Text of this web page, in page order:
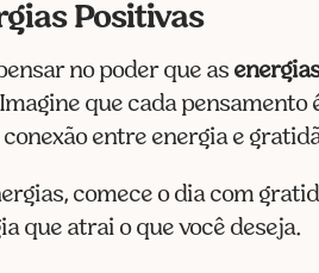
Positivas
no poder que as
que cada pensamento
entre energia e
comece o dia com
que atrai o que você deseja.